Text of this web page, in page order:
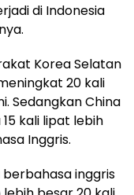
di Indonesia
Korea Selatan
20 kali
Sedangkan China
kali lipat lebih
Inggris.
inggris